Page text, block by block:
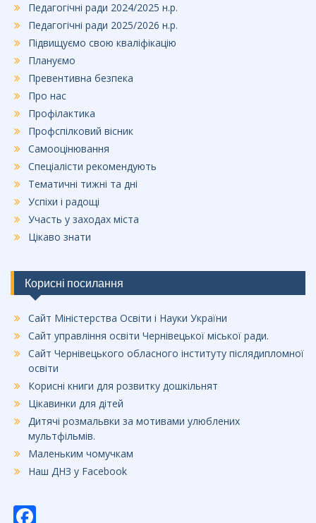
Педагогічні ради 2024/2025 н.р.
Педагогічні ради 2025/2026 н.р.
Підвищуємо свою кваліфікацію
Плануємо
Превентивна безпека
Про нас
Профілактика
Профспілковий вісник
Самооцінювання
Спеціалісти рекомендують
Тематичні тижні та дні
Успіхи і радощі
Участь у заходах міста
Цікаво знати
Корисні посилання
Сайт Міністерства Освіти і Науки України
Сайт управління освіти Чернівецької міської ради.
Сайт Чернівецького обласного інституту післядипломної
освіти
Корисні книги для розвитку дошкільнят
Цікавинки для дітей
Дитячі розмальвки за мотивами улюблених
мультфільмів.
Маленьким чомучкам
Наш ДНЗ у Facebook